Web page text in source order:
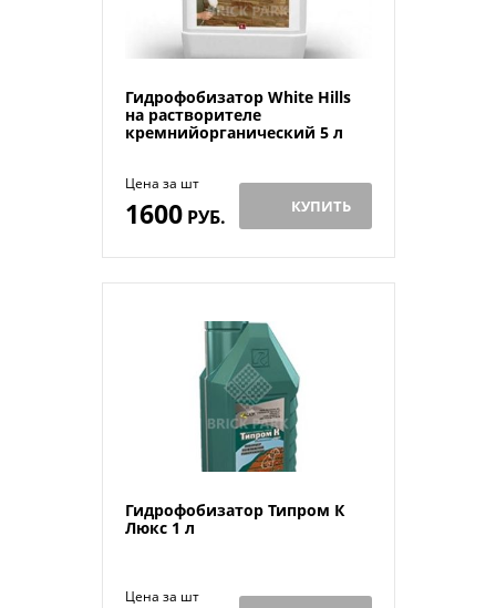
Гидрофобизатор White Hills
на растворителе
кремнийорганический 5 л
Цена за шт
1600РУБ. КУПИТЬ
Гидрофобизатор Типром К
Люкс 1 л
Цена за шт